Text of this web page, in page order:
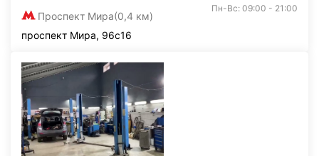
Проспект Мира(0,4 км)
Пн-Вс: 09:00 - 21:00
проспект Мира, 96с16